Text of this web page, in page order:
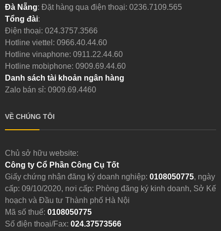
Đà Nẵng: Đặt hàng qua điện thoại: 0236.7109.565
Tổng đài:
Điện thoại: 024.3757.3566
Hotline viettel: 0966.40.44.60
Hotline vinaphone: 0911.22.44.60
Hotline mobiphone: 0909.69.44.60
Danh sách tài khoản ngân hàng
Zalo bán sỉ: 0909.69.4460
VỀ CHÚNG TÔI
Chủ sở hữu website:
Công ty Cổ Phần Công Cụ Tốt
Giấy chứng nhận đăng ký doanh nghiệp: 0108050775, ngày
cấp: 09/10/2020, nơi cấp: Phòng đăng ký kinh doanh, Sở Kế
hoạch và Đầu tư Thành phố Hà Nội
Mã số thuế: 0108050775
Số điện thoại/Fax: 024.37573566